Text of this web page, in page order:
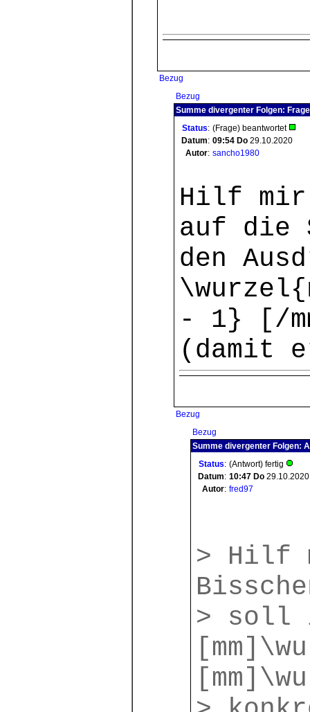
Bezug
Bezug
Summe divergenter Folgen:
Status: (Frage) beantwortet
Datum: 09:54 Do 29.10.2020
Autor: sancho1980
Hilf mir
auf die
den
- 1} [/
(damit
Bezug
Bezug
Summe divergenter Folgen:
Status: (Antwort) fertig
Datum: 10:47 Do 29.10.2020
Autor: fred97
> Hilf
> soll